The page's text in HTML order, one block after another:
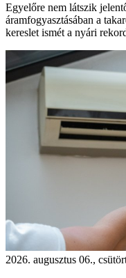
Egyelőre nem látszik
áramfogyasztásában a
kereslet ismét a nyári
2026. augusztus 06.,